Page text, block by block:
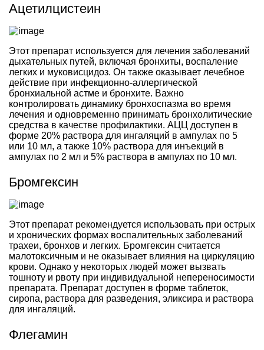
Ацетилцистеин
Этот препарат используется для лечения заболеваний
дыхательных путей, включая бронхиты, воспаление
легких и муковисцидоз. Он также оказывает лечебное
действие при инфекционно-аллергической
бронхиальной астме и бронхите. Важно
контролировать динамику бронхоспазма во время
лечения и одновременно принимать бронхолитические
средства в качестве профилактики. АЦЦ доступен в
форме 20% раствора для ингаляций в ампулах по 5
или 10 мл, а также 10% раствора для инъекций в
ампулах по 2 мл и 5% раствора в ампулах по 10 мл.
Бромгексин
Этот препарат рекомендуется использовать при острых
и хронических формах воспалительных заболеваний
трахеи, бронхов и легких. Бромгексин считается
малотоксичным и не оказывает влияния на циркуляцию
крови. Однако у некоторых людей может вызвать
тошноту и рвоту при индивидуальной непереносимости
препарата. Препарат доступен в форме таблеток,
сиропа, раствора для разведения, эликсира и раствора
для ингаляций.
Флегамин